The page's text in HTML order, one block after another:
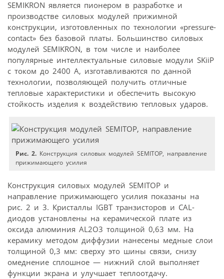
SEMIKRON является пионером в разработке и
производстве силовых модулей прижимной
конструкции, изготовленных по технологии «pressure-
contact» без базовой платы. Большинство силовых
модулей SEMIKRON, в том числе и наиболее
популярные интеллектуальные силовые модули SKiiP
с током до 2400 А, изготавливаются по данной
технологии, позволяющей получить отличные
тепловые характеристики и обеспечить высокую
стойкость изделия к воздействию тепловых ударов.
Рис. 2. Конструкция силовых модулей SEMITOP, направление
прижимающего усилия
Конструкция силовых модулей SEMITOP и
направление прижимающего усилия показаны на
рис. 2 и 3. Кристаллы IGBT транзисторов и CAL-
диодов установлены на керамической плате из
оксида алюминия AL2O3 толщиной 0,63 мм. На
керамику методом диффузии нанесены медные слои
толщиной 0,3 мм: сверху это шины связи, снизу
омеднение сплошное — нижний слой выполняет
функции экрана и улучшает теплоотдачу.